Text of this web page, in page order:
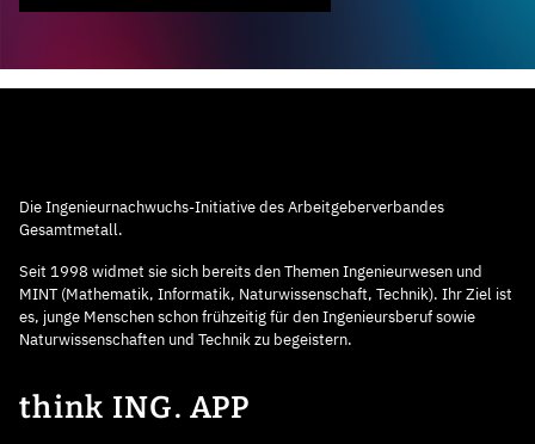
Die Ingenieurnachwuchs-Initiative des Arbeitgeberverbandes
Gesamtmetall.
Seit 1998 widmet sie sich bereits den Themen Ingenieurwesen und
MINT (Mathematik, Informatik, Naturwissenschaft, Technik). Ihr Ziel ist
es, junge Menschen schon frühzeitig für den Ingenieursberuf sowie
Naturwissenschaften und Technik zu begeistern.
think ING. APP